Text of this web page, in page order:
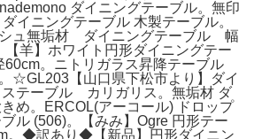
ダイニングテーブル。無印
ダイニングテーブル 木製テーブル。
ュ無垢材 ダイニングテーブル 幅
羊】ホワイト円形ダイニングテー
60cm。ニトリガラス昇降テーブル
☆GL203【山口県下松市より】ダイ
ステーブル カリガリス。無垢材 ダ
め。ERCOL(アーコール) ドロップ
ル (506)。【みみ】Ogre 円形テー
。◆訳あり◆【新品】円形ダイニン